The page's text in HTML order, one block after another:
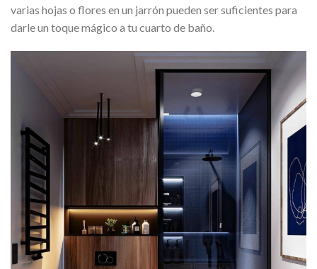
varias hojas o flores en un jarrón pueden ser suficientes para
darle un toque mágico a tu cuarto de baño.